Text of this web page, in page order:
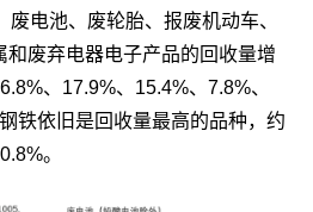
电池、废轮胎、报废机动车、
和废弃电器电子产品的回收量增
、17.9%、15.4%、7.8%、
铁依旧是回收量最高的品种，约
。